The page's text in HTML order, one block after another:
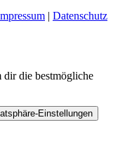
| Datenschutz
dir die bestmögliche
Einstellungen